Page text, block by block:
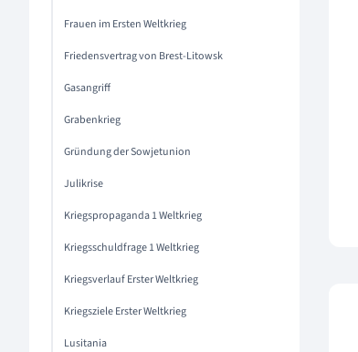
Frauen im Ersten Weltkrieg
Friedensvertrag von Brest-Litowsk
Gasangriff
Grabenkrieg
Gründung der Sowjetunion
Julikrise
Kriegspropaganda 1 Weltkrieg
Kriegsschuldfrage 1 Weltkrieg
Kriegsverlauf Erster Weltkrieg
Kriegsziele Erster Weltkrieg
Lusitania